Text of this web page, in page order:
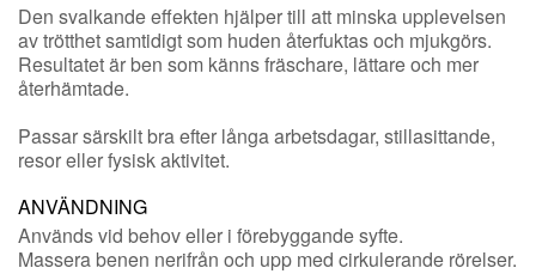
Den svalkande effekten hjälper till att minska upplevelsen
av trötthet samtidigt som huden återfuktas och mjukgörs.
Resultatet är ben som känns fräschare, lättare och mer
återhämtade.
Passar särskilt bra efter långa arbetsdagar, stillasittande,
resor eller fysisk aktivitet.
ANVÄNDNING
Används vid behov eller i förebyggande syfte.
Massera benen nerifrån och upp med cirkulerande rörelser.